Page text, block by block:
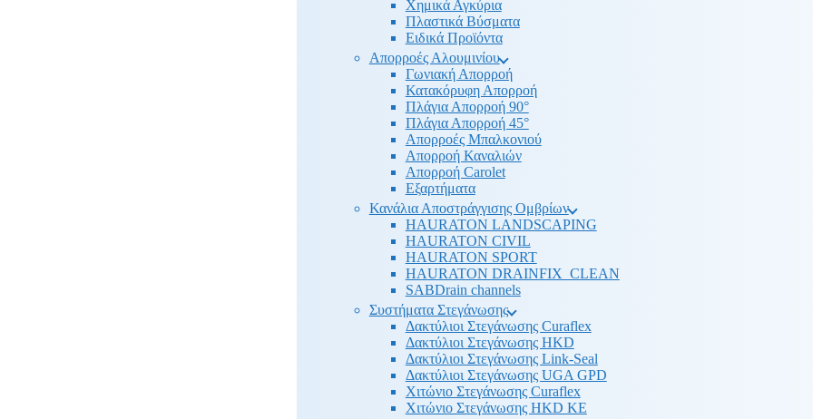
Χημικά Αγκύρια
Πλαστικά Βύσματα
Ειδικά Προϊόντα
Απορροές Αλουμινίου
Γωνιακή Απορροή
Κατακόρυφη Απορροή
Πλάγια Απορροή 90°
Πλάγια Απορροή 45°
Απορροές Μπαλκονιού
Απορροή Καναλιών
Απορροή Carolet
Εξαρτήματα
Κανάλια Αποστράγγισης Ομβρίων
HAURATON LANDSCAPING
HAURATON CIVIL
HAURATON SPORT
HAURATON DRAINFIX_CLEAN
SABDrain channels
Συστήματα Στεγάνωσης
Δακτύλιοι Στεγάνωσης Curaflex
Δακτύλιοι Στεγάνωσης HKD
Δακτύλιοι Στεγάνωσης Link-Seal
Δακτύλιοι Στεγάνωσης UGA GPD
Χιτώνιο Στεγάνωσης Curaflex
Χιτώνιο Στεγάνωσης HKD KE